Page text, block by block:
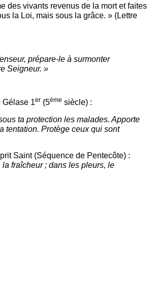
des vivants revenus de la mort et faites
la Loi, mais sous la grâce. » (Lettre
prépare-le à surmonter
Seigneur. »
Gélase 1er (5ème siècle) :
ta protection les malades. Apporte
tentation. Protège ceux qui sont
Saint (Séquence de Pentecôte) :
fraîcheur ; dans les pleurs, le